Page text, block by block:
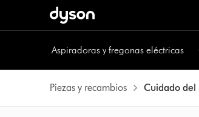
Aspiradoras y fregonas eléctricas
Piezas y recambios Cuidado del